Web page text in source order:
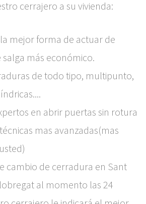
cerrajero a su vivienda:
mejor forma de actuar de
más económico.
de todo tipo, multipunto,
en abrir puertas sin rotura
mas avanzadas(mas
cambio de cerradura en Sant
al momento las 24